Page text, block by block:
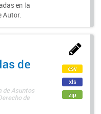
en la
Autor.
de
de Asuntos
de
csv
xls
zip